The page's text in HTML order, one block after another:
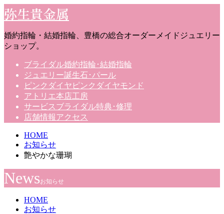
弥生貴金属
婚約指輪・結婚指輪、豊橋の総合オーダーメイドジュエリー
ショップ。
ブライダル婚約指輪･結婚指輪
ジュエリー誕生石･パール
ピンクダイヤ ピンクダイヤモンド
アトリエ本店工房
サービス ブライダル特典･修理
店舗情報アクセス
HOME
お知らせ
艶やかな珊瑚
Newsお知らせ
HOME
お知らせ